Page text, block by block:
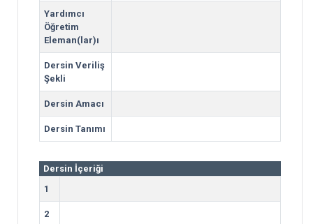
Yardımcı
Öğretim
Eleman(lar)ı
Dersin Veriliş
Şekli
Dersin Amacı
Dersin Tanımı
Dersin İçeriği
1
2